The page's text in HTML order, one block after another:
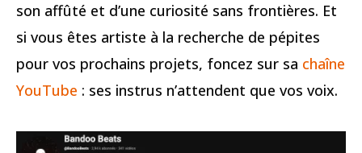
son affûté et d’une curiosité sans frontières. Et
si vous êtes artiste à la recherche de pépites
pour vos prochains projets, foncez sur sa chaîne
YouTube : ses instrus n’attendent que vos voix.